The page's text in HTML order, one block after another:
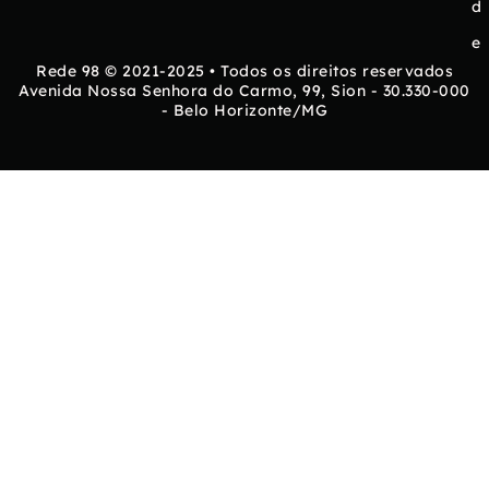
d
e
Rede 98 © 2021-2025 • Todos os direitos reservados
Avenida Nossa Senhora do Carmo, 99, Sion - 30.330-000
- Belo Horizonte/MG